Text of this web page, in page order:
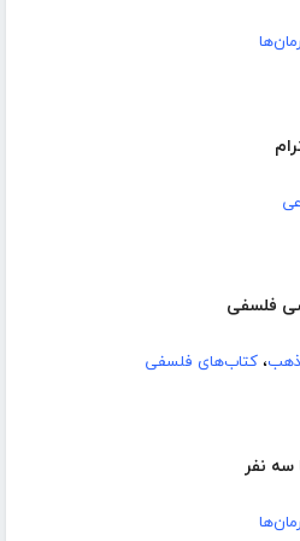
فلسفی
، کتاب‌های فلسفی
سه نفر